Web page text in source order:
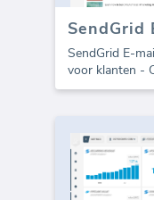
SendGrid E-
voor klanten -